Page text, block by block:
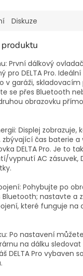
Diskuze
První dálkový
pro DELTA Pro.
v garáži,
se přes Bluetooth
obrazovku
Displej zobrazuje,
čas baterie a
DELTA Pro. Je to
vypnutí AC zásuvek,
Pohybujte po
Bluetooth; nastavte a
které funguje na
Po nastavení
na dálku
DELTA Pro vybaven